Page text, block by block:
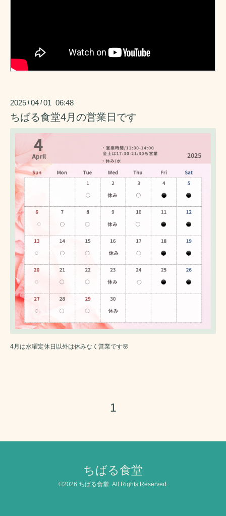
2025 /04 /01 06:48
ちばる食堂4月の営業日です
4月は水曜定休日以外は休みなく営業です🌸
1
ちばる食堂
©2026 ちばる食堂. All Rights Reserved.